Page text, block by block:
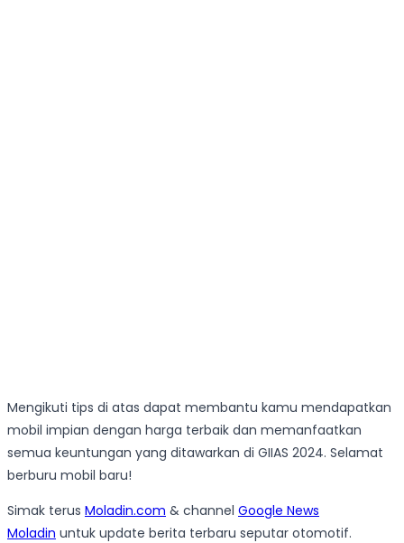
Mengikuti tips di atas dapat membantu kamu mendapatkan
mobil impian dengan harga terbaik dan memanfaatkan
semua keuntungan yang ditawarkan di GIIAS 2024. Selamat
berburu mobil baru!
Simak terus Moladin.com & channel Google News
Moladin untuk update berita terbaru seputar otomotif.